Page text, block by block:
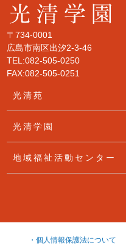
〒734-0001
広島市南区出汐2-3-46
TEL:082-505-0250
FAX:082-505-0251
光清苑
光清学園
地域福祉活動センター
・個人情報保護法について